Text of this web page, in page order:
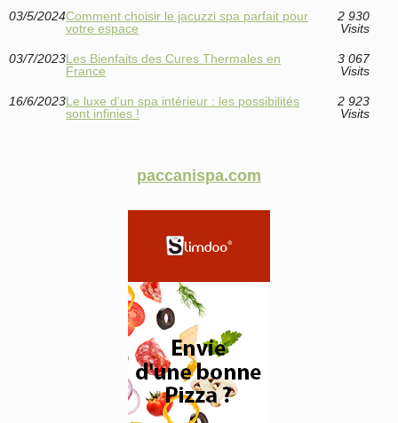
03/5/2024Comment choisir le jacuzzi spa parfait pour
votre espace
2 930
Visits
03/7/2023Les Bienfaits des Cures Thermales en
France
3 067
Visits
16/6/2023Le luxe d'un spa intérieur : les possibilités
sont infinies !
2 923
Visits
paccanispa.com